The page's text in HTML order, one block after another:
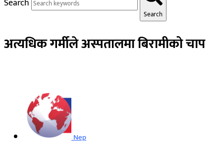
Search
Search
अत्यधिक गर्मीले अस्पतालमा बिरामीको चाप
Nep